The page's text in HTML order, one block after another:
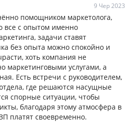
9 Чер 2023
помощником маркетолога,
все с опытом именно
задачи ставят
без опыта можно спокойно и
хоть компания не
маркетинговыми услугами, а
Есть встречи с руководителем,
где решаются насущные
спорные ситуации, чтобы
благодаря этому атмосфера в
платят своевременно.